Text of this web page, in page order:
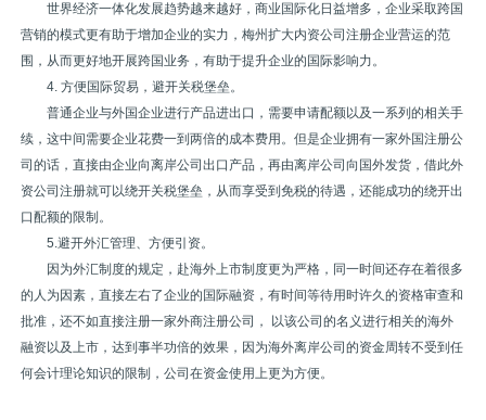
世界经济一体化发展趋势越来越好，商业国际化日益增多，企业采取跨国
营销的模式更有助于增加企业的实力，梅州扩大内资公司注册企业营运的范
围，从而更好地开展跨国业务，有助于提升企业的国际影响力。
4. 方便国际贸易，避开关税堡垒。
普通企业与外国企业进行产品进出口，需要申请配额以及一系列的相关手
续，这中间需要企业花费一到两倍的成本费用。但是企业拥有一家外国注册公
司的话，直接由企业向离岸公司出口产品，再由离岸公司向国外发货，借此外
资公司注册就可以绕开关税堡垒，从而享受到免税的待遇，还能成功的绕开出
口配额的限制。
5.避开外汇管理、方便引资。
因为外汇制度的规定，赴海外上市制度更为严格，同一时间还存在着很多
的人为因素，直接左右了企业的国际融资，有时间等待用时许久的资格审查和
批准，还不如直接注册一家外商注册公司， 以该公司的名义进行相关的海外
融资以及上市，达到事半功倍的效果，因为海外离岸公司的资金周转不受到任
何会计理论知识的限制，公司在资金使用上更为方便。